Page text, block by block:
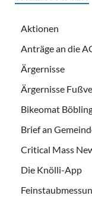
Aktionen
Anträge an die
Ärgernisse
Ärgernisse
Bikeomat
Brief an
Critical Mass
Die Knölli-App